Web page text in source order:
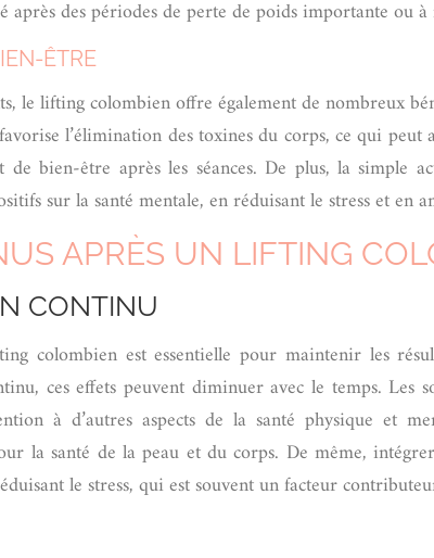
après des périodes de perte de poids importante ou
ÊTRE
le lifting colombien offre également de nombreux
l’élimination des toxines du corps, ce qui
de bien-être après les séances. De plus, la
sur la santé mentale, en réduisant le stress et en
APRÈS UN LIFTING
CONTINU
colombien est essentielle pour maintenir les
ces effets peuvent diminuer avec le temps. Les
à d’autres aspects de la santé physique et
la santé de la peau et du corps. De même,
le stress, qui est souvent un facteur